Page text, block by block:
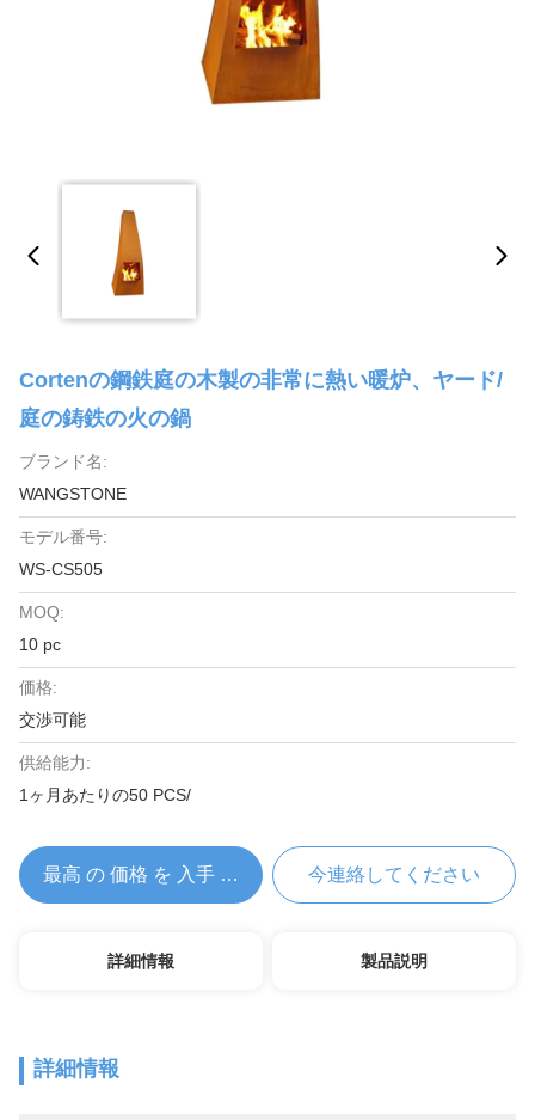
Cortenの鋼鉄庭の木製の非常に熱い暖炉、ヤード/
庭の鋳鉄の火の鍋
ブランド名:
WANGSTONE
モデル番号:
WS-CS505
MOQ:
10 pc
価格:
交渉可能
供給能力:
1ヶ月あたりの50 PCS/
最高 の 価格 を 入手 する 今連絡してください
詳細情報 製品説明
詳細情報